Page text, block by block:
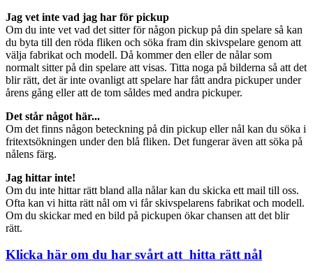
Jag vet inte vad jag har för pickup
Om du inte vet vad det sitter för någon pickup på din spelare så kan
du byta till den röda fliken och söka fram din skivspelare genom att
välja fabrikat och modell. Då kommer den eller de nålar som
normalt sitter på din spelare att visas. Titta noga på bilderna så att det
blir rätt, det är inte ovanligt att spelare har fått andra pickuper under
årens gång eller att de tom såldes med andra pickuper.
Det står något här...
Om det finns någon beteckning på din pickup eller nål kan du söka i
fritextsökningen under den blå fliken. Det fungerar även att söka på
nålens färg.
Jag hittar inte!
Om du inte hittar rätt bland alla nålar kan du skicka ett mail till oss.
Ofta kan vi hitta rätt nål om vi får skivspelarens fabrikat och modell.
Om du skickar med en bild på pickupen ökar chansen att det blir
rätt.
Klicka här om du har svårt att hitta rätt nål